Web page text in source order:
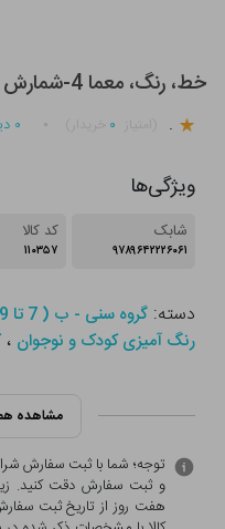
خط، رنگ، معما 4-شمارش تمرکز و قرینه
. ۰ ۰
ویژگی‌ها
شابک
۹۷۸۹۶۴۲۲۲۶۰۶۱
کد کالا
۱۱۰۳۵۷
دسته:گروه سنی - ب ( 7 تا 9 سال )
رنگ آمیزی کودک و نوجوان ،
مشاهده
توجه؛ شما با ثبت سفارش
و ثبت سفارش دقت کنید.
هفت روز از تاریخ ثبت